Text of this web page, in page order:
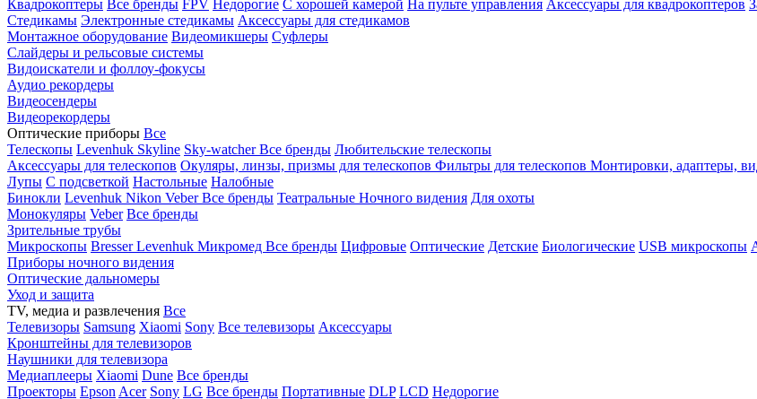
Квадрокоптеры Все бренды FPV Недорогие С хорошей камерой На пульте управления Аксессуары для квадрокоптеров
Стедикамы Электронные стедикамы Аксессуары для стедикамов
Монтажное оборудование Видеомикшеры Суфлеры
Слайдеры и рельсовые системы
Видоискатели и фоллоу-фокусы
Аудио рекордеры
Видеосендеры
Видеорекордеры
Оптические приборы Все
Телескопы Levenhuk Skyline Sky-watcherВсе бренды Любительские телескопы
Аксессуары для телескопов Окуляры, линзы, призмы для телескопов Фильтры для телескопов Монтировки, адаптеры,
Лупы С подсветкой Настольные Налобные
Бинокли Levenhuk Nikon VeberВсе бренды Театральные Ночного видения Для охоты
Монокуляры Veber Все бренды
Зрительные трубы
Микроскопы BresserLevenhuk Микромед Все бренды Цифровые Оптические Детские Биологические USB микроскопы
Приборы ночного видения
Оптические дальномеры
Уход и защита
TV, медиа и развлечения Все
Телевизоры Samsung Xiaomi Sony Все телевизоры Аксессуары
Кронштейны для телевизоров
Наушники для телевизора
Медиаплееры Xiaomi Dune Все бренды
Проекторы Epson Acer Sony LG Все бренды Портативные DLP LCD Недорогие